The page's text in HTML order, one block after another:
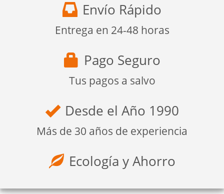
Envío Rápido
Entrega en 24-48 horas
Pago Seguro
Tus pagos a salvo
Desde el Año 1990
Más de 30 años de experiencia
Ecología y Ahorro